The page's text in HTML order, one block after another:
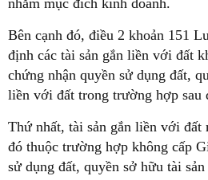
Bên cạnh đó, điều 2 khoản 151
định các tài sản gắn liền với đất
chứng nhận quyền sử dụng đất,
liền với đất trong trường hợp sau
Thứ nhất, tài sản gắn liền với đất
đó thuộc trường hợp không cấp
sử dụng đất, quyền sở hữu tài